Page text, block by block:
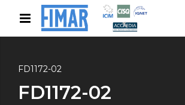
FD1172-02
FD1172-02